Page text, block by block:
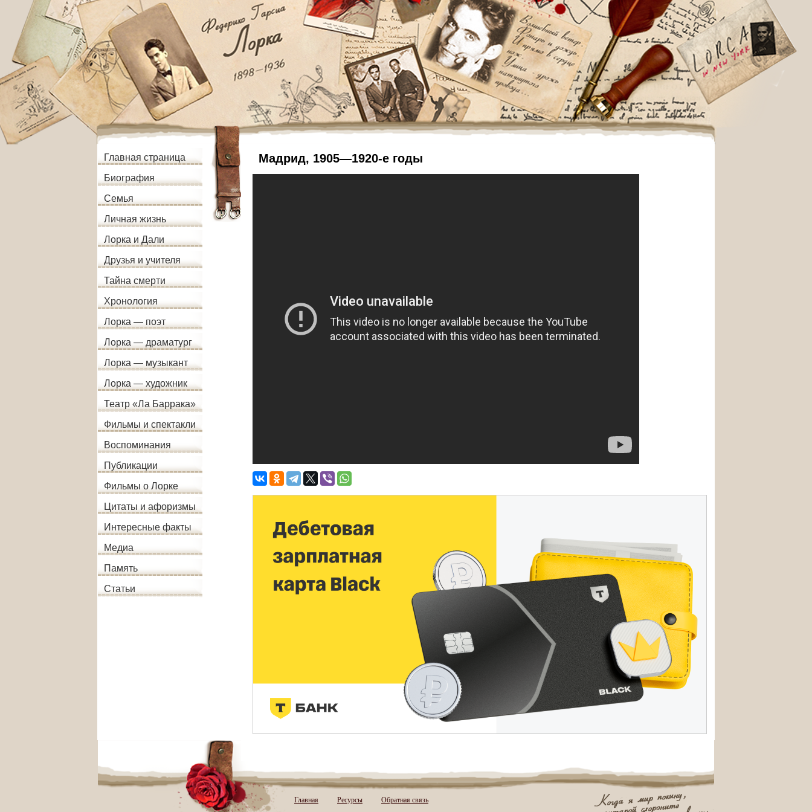
Главная страница
Биография
Семья
Личная жизнь
Лорка и Дали
Друзья и учителя
Тайна смерти
Хронология
Лорка — поэт
Лорка — драматург
Лорка — музыкант
Лорка — художник
Театр «Ла Баррака»
Фильмы и спектакли
Воспоминания
Публикации
Фильмы о Лорке
Цитаты и афоризмы
Интересные факты
Медиа
Память
Статьи
Мадрид, 1905—1920-е годы
Главная Ресурсы Обратная связь